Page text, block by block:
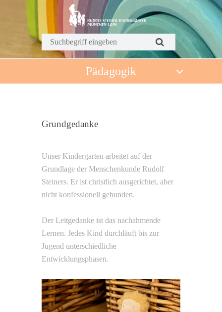
Pädagogik
Grundgedanke
Unser Kindergarten arbeitet auf der
Grundlage der Menschenkunde Rudolf
Steiners. Er ist christlich ausgerichtet, aber
nicht konfessionell gebunden.
Der Leitgedanke ist das nachahmende
Lernen. Jedes Kind durchläuft bis zur
Jugend unterschiedliche
Entwicklungsphasen.